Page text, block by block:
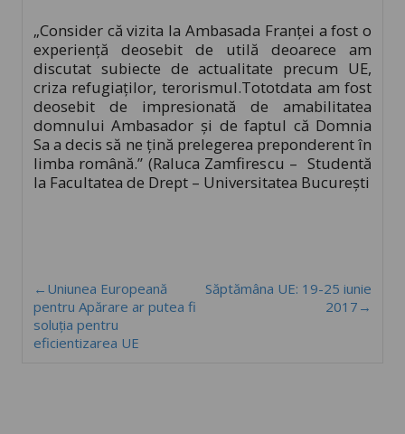
„Consider că vizita la Ambasada Franței a fost o
experiență deosebit de utilă deoarece am
discutat subiecte de actualitate precum UE,
criza refugiaților, terorismul.Tototdata am fost
deosebit de impresionată de amabilitatea
domnului Ambasador și de faptul că Domnia
Sa a decis să ne țină prelegerea preponderent în
limba română.” (Raluca Zamfirescu – Studentă
la Facultatea de Drept – Universitatea București
←Uniunea Europeană
pentru Apărare ar putea fi
soluția pentru
eficientizarea UE
Săptămâna UE: 19-25 iunie
2017→